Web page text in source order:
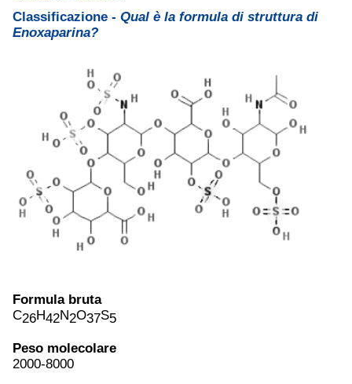
Classificazione - Qual è la formula di struttura di
Enoxaparina?
Formula bruta
C26H42N2O37S5
Peso molecolare
2000-8000